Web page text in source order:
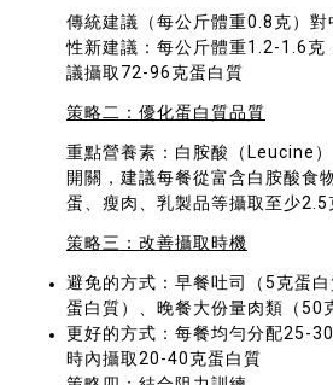
傳統建議（每公斤體重0.8克）
性新建議：每公斤體重1.2-1.6克
議攝取72-96克蛋白質
策略二：優化蛋白質品質
重點營養素：白胺酸（Leucine
開關，建議每餐從富含白胺酸食
蛋、瘦肉、乳製品等攝取至少2.5
策略三：改善攝取時機
避免的方式：早餐吐司（5克蛋
蛋白質）、晚餐大份量肉類（50
更好的方式：每餐均勻分配25-
時內攝取20-40克蛋白質